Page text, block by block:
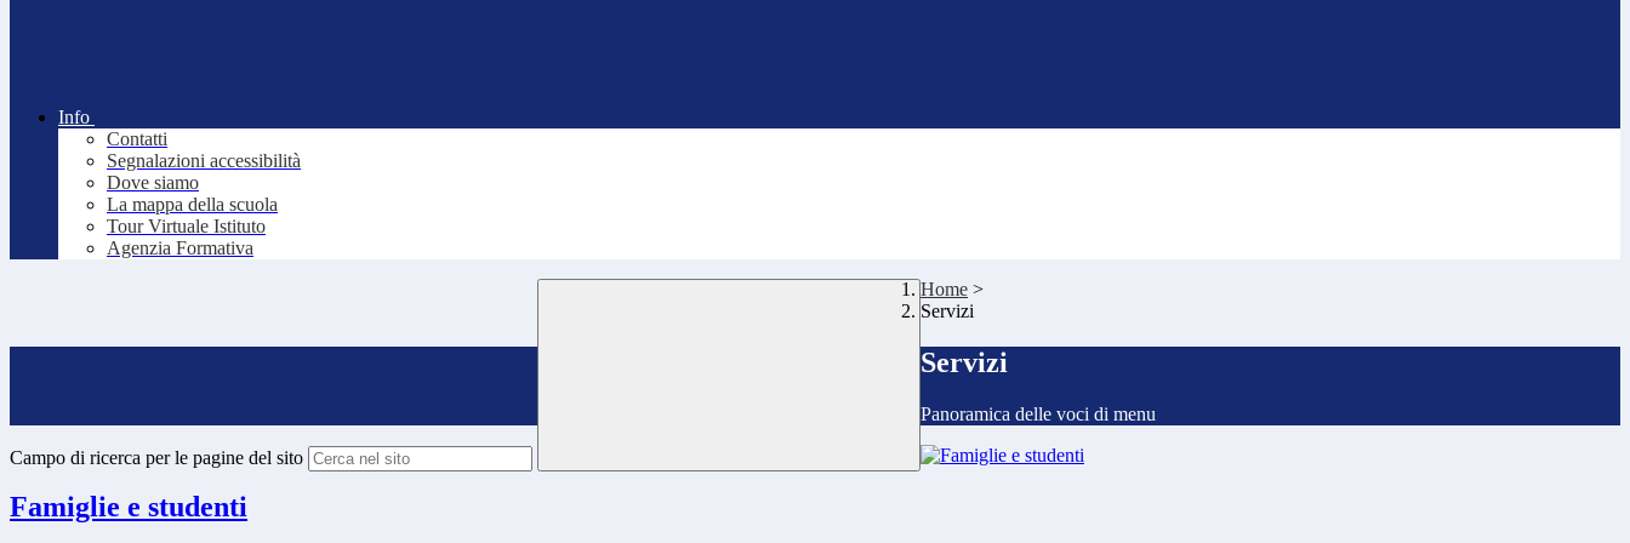
Info
Contatti
Segnalazioni accessibilità
Dove siamo
La mappa della scuola
Tour Virtuale Istituto
Agenzia Formativa
Campo di ricerca per le pagine del sito
Home >
Servizi
Servizi
Panoramica delle voci di menu
Famiglie e studenti